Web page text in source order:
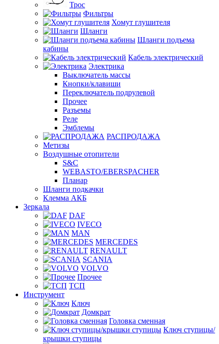
Трос
Фильтры
Хомут глушителя
Шланги
Шланги подъема
кабины
Кабель электрический
Электрика
Выключатель массы
Кнопки/клавиши
Переключатель подрулевой
Прочее
Разъемы
Реле
Эмблемы
РАСПРОДАЖА
Метизы
Воздушные отопители
S&C
WEBASTO/EBERSPACHER
Планар
Шланги подкачки
Клемма АКБ
Зеркала
DAF
IVECO
MAN
MERCEDES
RENAULT
SCANIA
VOLVO
Прочее
ТСП
Инструмент
Ключ
Домкрат
Головка сменная
Ключ ступицы/
крышки ступицы